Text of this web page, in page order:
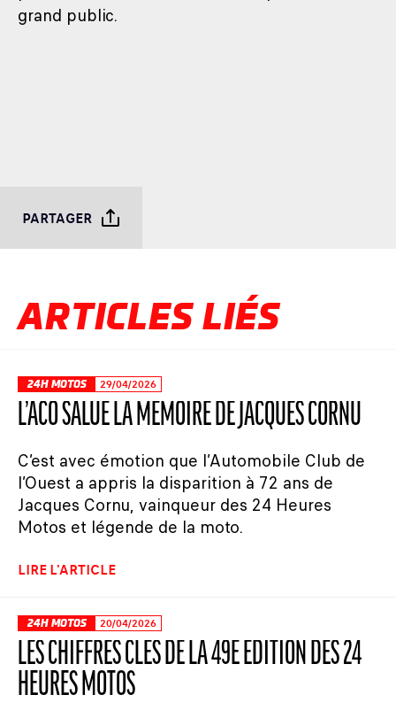
grand public.
PARTAGER
ARTICLES LIÉS
24H MOTOS 29/04/2026
L’ACO SALUE LA MÉMOIRE DE JACQUES CORNU
C’est avec émotion que l’Automobile Club de
l’Ouest a appris la disparition à 72 ans de
Jacques Cornu, vainqueur des 24 Heures
Motos et légende de la moto.
LIRE L'ARTICLE
24H MOTOS 20/04/2026
LES CHIFFRES CLÉS DE LA 49E ÉDITION DES 24
HEURES MOTOS